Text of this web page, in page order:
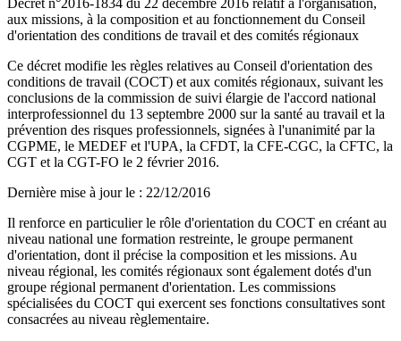
Décret n°2016-1834 du 22 décembre 2016 relatif à l'organisation,
aux missions, à la composition et au fonctionnement du Conseil
d'orientation des conditions de travail et des comités régionaux
Ce décret modifie les règles relatives au Conseil d'orientation des
conditions de travail (COCT) et aux comités régionaux, suivant les
conclusions de la commission de suivi élargie de l'accord national
interprofessionnel du 13 septembre 2000 sur la santé au travail et la
prévention des risques professionnels, signées à l'unanimité par la
CGPME, le MEDEF et l'UPA, la CFDT, la CFE-CGC, la CFTC, la
CGT et la CGT-FO le 2 février 2016.
Dernière mise à jour le : 22/12/2016
Il renforce en particulier le rôle d'orientation du COCT en créant au
niveau national une formation restreinte, le groupe permanent
d'orientation, dont il précise la composition et les missions. Au
niveau régional, les comités régionaux sont également dotés d'un
groupe régional permanent d'orientation. Les commissions
spécialisées du COCT qui exercent ses fonctions consultatives sont
consacrées au niveau règlementaire.